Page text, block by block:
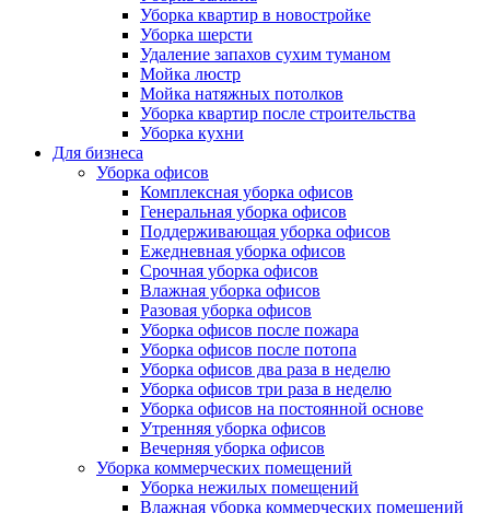
Уборка квартир в новостройке
Уборка шерсти
Удаление запахов сухим туманом
Мойка люстр
Мойка натяжных потолков
Уборка квартир после строительства
Уборка кухни
Для бизнеса
Уборка офисов
Комплексная уборка офисов
Генеральная уборка офисов
Поддерживающая уборка офисов
Ежедневная уборка офисов
Срочная уборка офисов
Влажная уборка офисов
Разовая уборка офисов
Уборка офисов после пожара
Уборка офисов после потопа
Уборка офисов два раза в неделю
Уборка офисов три раза в неделю
Уборка офисов на постоянной основе
Утренняя уборка офисов
Вечерняя уборка офисов
Уборка коммерческих помещений
Уборка нежилых помещений
Влажная уборка коммерческих помещений